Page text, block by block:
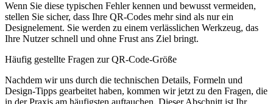
Wenn Sie diese typischen Fehler kennen und bewusst vermeiden,
stellen Sie sicher, dass Ihre QR-Codes mehr sind als nur ein
Designelement. Sie werden zu einem verlässlichen Werkzeug, das
Ihre Nutzer schnell und ohne Frust ans Ziel bringt.
Häufig gestellte Fragen zur QR-Code-Größe
Nachdem wir uns durch die technischen Details, Formeln und
Design-Tipps gearbeitet haben, kommen wir jetzt zu den Fragen, die